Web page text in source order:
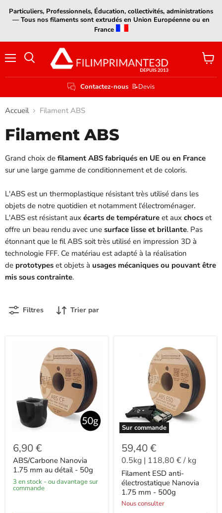
Particuliers, Professionnels, Éducation, collectivités, administrations
— Tous nos filaments sont extrudés en Union Européenne ou en
France
Contactez-nous 📝Devis
Voir
le
Accueil Filament ABS
Filament ABS
Grand choix de filament ABS fabriqués en UE ou en France
sur une large gamme de conditionnement et de coloris.
L'ABS est un thermoplastique résistant très utilisé dans les
objets de notre quotidien et notamment l'électroménager.
L'ABS est résistant aux écarts de température et aux chocs et
offre un beau rendu avec une surface lisse et brillante. Pas
étonnant que le fil ABS soit très utilisé en impression 3D à
technologie FFF. Ce matériau est adapté à la réalisation
de prototypes et objets à usages mécaniques ou pouvant être
mis sous contrainte.
Filtres Trier par
6,90 €
ABS/Carbone Nanovia
1.75 mm au détail - 50g
3 en stock - ou davantage sur
commande
Sur commande
59,40 €
0.5kg | 118,80 €/ kg
Filament ESD anti-
électrostatique Nanovia
1.75 mm - 500g
Nous consulter